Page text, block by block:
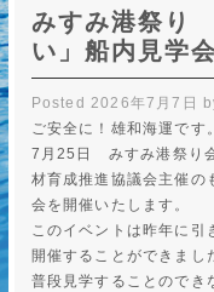
みすみ港祭り
い」船内見学
Posted2026年7月7日
ご安全に！雄和海運です。
7月25日 みすみ港祭り
材育成推進協議会主催の
会を開催いたします。
このイベントは昨年に引
開催することができまし
普段見学することのでき